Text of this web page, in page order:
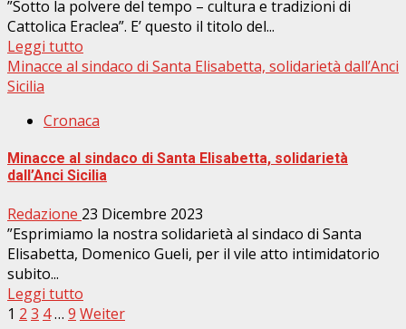
”Sotto la polvere del tempo – cultura e tradizioni di
Cattolica Eraclea”. E’ questo il titolo del...
Leggi tutto
Minacce al sindaco di Santa Elisabetta, solidarietà dall’Anci
Sicilia
Cronaca
Minacce al sindaco di Santa Elisabetta, solidarietà
dall’Anci Sicilia
Redazione 23 Dicembre 2023
”Esprimiamo la nostra solidarietà al sindaco di Santa
Elisabetta, Domenico Gueli, per il vile atto intimidatorio
subito...
Leggi tutto
Paginazione
1 2 3 4… 9 Weiter